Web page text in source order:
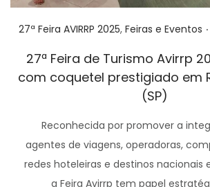
Posted in
27ª Feira AVIRRP 2025, Feiras e Eventos .
27ª Feira de Turismo Avirrp
com coquetel prestigiado em
(SP)
Reconhecida por promover a
agentes de viagens, operadoras,
redes hoteleiras e destinos nacionais
a Feira Avirrp tem papel